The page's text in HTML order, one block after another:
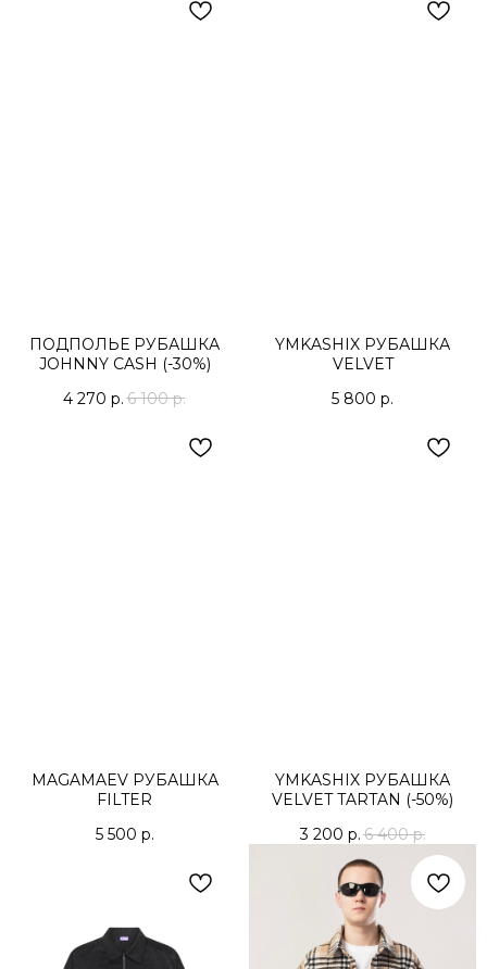
ПОДПОЛЬЕ РУБАШКА
JOHNNY CASH (-30%)
4 270 р. 6 100 р.
YMKASHIX РУБАШКА
VELVET
5 800 р.
MAGAMAEV РУБАШКА
FILTER
5 500 р.
YMKASHIX РУБАШКА
VELVET TARTAN (-50%)
3 200 р.6 400 р.